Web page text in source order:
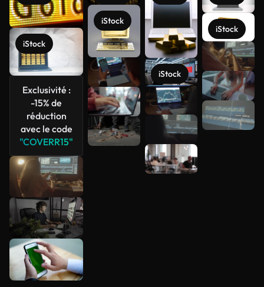
iStock
Exclusivité :
-15% de
réduction
avec le code
"COVERR15"
iStock
iStock
iStock
Voir plus